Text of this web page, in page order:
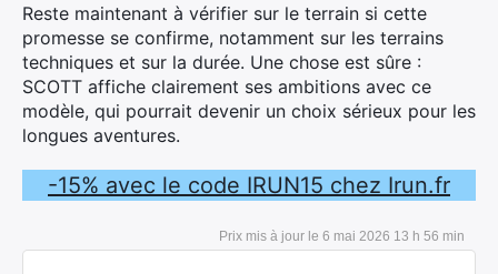
Reste maintenant à vérifier sur le terrain si cette
promesse se confirme, notamment sur les terrains
techniques et sur la durée. Une chose est sûre :
SCOTT affiche clairement ses ambitions avec ce
modèle, qui pourrait devenir un choix sérieux pour les
longues aventures.
-15% avec le code IRUN15 chez Irun.fr
6 mai 2026 13 h 56 min